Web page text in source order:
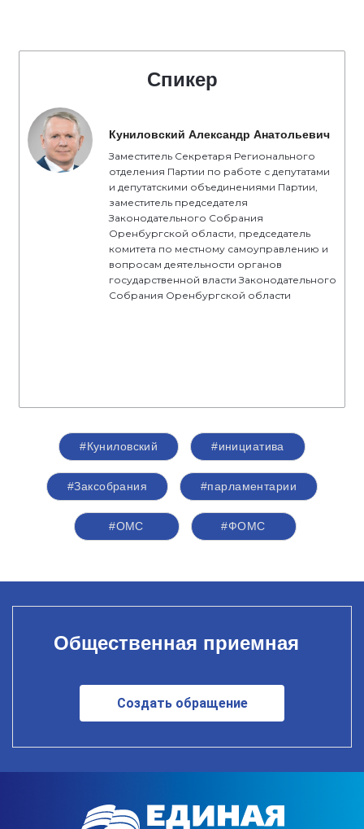
Спикер
Куниловский Александр Анатольевич
Заместитель Секретаря Регионального
отделения Партии по работе с депутатами
и депутатскими объединениями Партии,
заместитель председателя
Законодательного Собрания
Оренбургской области, председатель
комитета по местному самоуправлению и
вопросам деятельности органов
государственной власти Законодательного
Собрания Оренбургской области
#Куниловский #инициатива
#Заксобрания #парламентарии
#ОМС #ФОМС
Общественная приемная
Создать обращение